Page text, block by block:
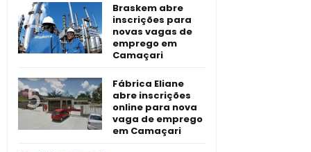
Braskem abre
inscrições para
novas vagas de
emprego em
Camaçari
Fábrica Eliane
abre inscrições
online para nova
vaga de emprego
em Camaçari